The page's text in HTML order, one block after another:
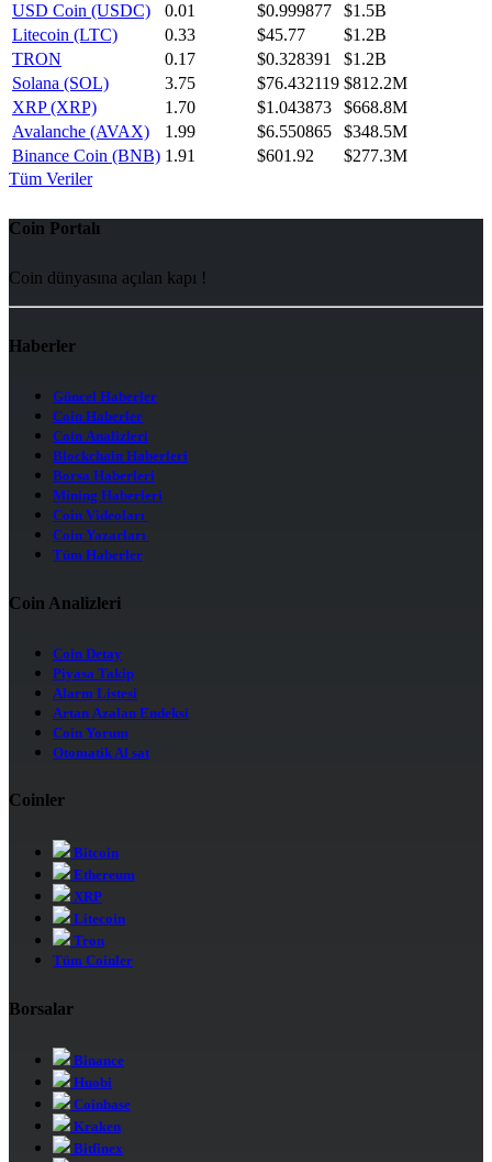
USD Coin (USDC)
0.01 $0.999877
$1.5B
Litecoin (LTC)
0.33 $45.77
$1.2B
TRON
0.17 $0.328391
$1.2B
Solana (SOL)
3.75 $76.432119 $812.2M
XRP (XRP)
1.70 $1.043873
$668.8M
Avalanche (AVAX)
1.99 $6.550865
$348.5M
Binance Coin (BNB) 1.91 $601.92
$277.3M
Tüm Veriler
Coin Portalı
Coin dünyasına açılan kapı !
Haberler
Güncel Haberler
Coin Haberler
Coin Analizleri
Blockchain Haberleri
Borsa Haberleri
Mining Haberleri
Coin Videoları
Coin Yazarları
Tüm Haberler
Coin Analizleri
Coin Detay
Piyasa Takip
Alarm Listesi
Artan Azalan Endeksi
Coin Yorum
Otomatik Al sat
Coinler
Bitcoin
Ethereum
XRP
Litecoin
Tron
Tüm Coinler
Borsalar
Binance
Huobi
Coinbase
Kraken
Bitfinex